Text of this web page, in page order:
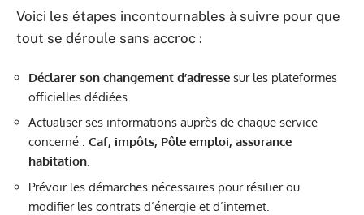
Voici les étapes incontournables à suivre pour que
tout se déroule sans accroc :
Déclarer son changement d’adresse sur les plateformes
officielles dédiées.
Actualiser ses informations auprès de chaque service
concerné : Caf, impôts, Pôle emploi, assurance
habitation.
Prévoir les démarches nécessaires pour résilier ou
modifier les contrats d’énergie et d’internet.